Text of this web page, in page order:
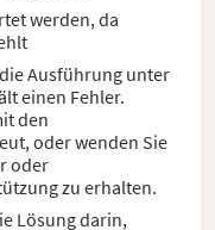
werden, da
Ausführung unter
einen Fehler.
den
oder wenden Sie
oder
zu erhalten.
Lösung darin,